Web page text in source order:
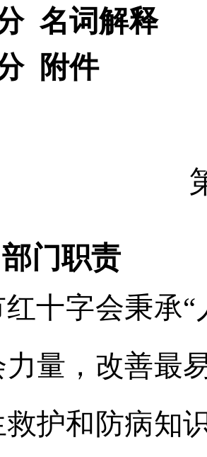
名词解释
附件
部门职责
红十字会秉承
量，改善最
护和防病知